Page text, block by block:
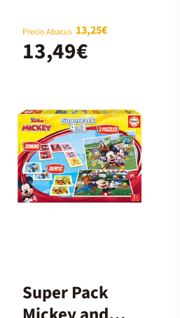
Precio Abacus 13,25€
13,49€
Super Pack